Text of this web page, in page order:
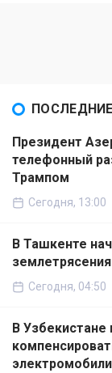
Президент
телефонный
Трампом
Сегодня, 13:00
В Ташкенте
землетрясения
Сегодня, 04:50
В
электромобили